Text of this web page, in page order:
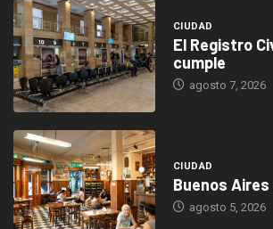
CIUDAD
El Registro
cumple
agosto 7, 2026
CIUDAD
Buenos Aires
agosto 5, 2026